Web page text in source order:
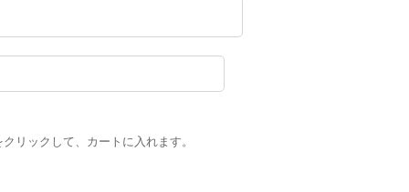
リックして、カートに入れます。